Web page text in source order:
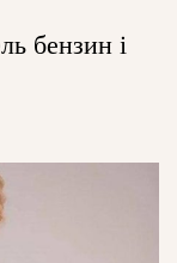
бензин і